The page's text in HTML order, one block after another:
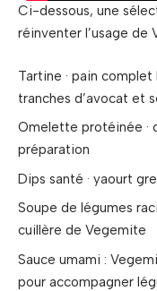
Ci-dessous, une
réinventer l’usage de
Tartine · pain complet
tranches d’avocat et
Omelette protéinée ·
préparation
Dips santé · yaourt
Soupe de légumes
cuillère de Vegemite
Sauce umami :
pour accompagner